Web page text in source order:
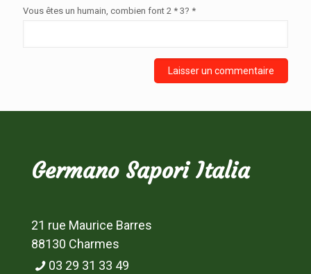
Vous êtes un humain, combien font 2 * 3? *
Germano Sapori Italia
21 rue Maurice Barres
88130 Charmes
03 29 31 33 49